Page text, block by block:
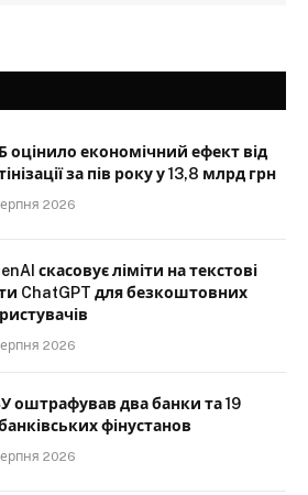
оцінило економічний ефект від
за пів року у 13,8 млрд грн
2026
скасовує ліміти на текстові
ChatGPT для безкоштовних
2026
оштрафував два банки та 19
фінустанов
2026